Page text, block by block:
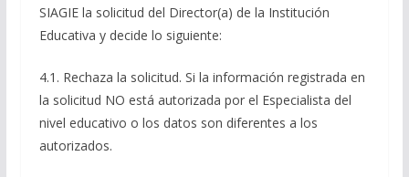
SIAGIE la solicitud del Director(a) de la Institución
Educativa y decide lo siguiente:
4.1. Rechaza la solicitud. Si la información registrada en
la solicitud NO está autorizada por el Especialista del
nivel educativo o los datos son diferentes a los
autorizados.